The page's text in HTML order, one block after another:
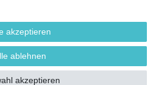
Daten genutzt werden, um
akzeptieren
ablehnen
akzeptieren